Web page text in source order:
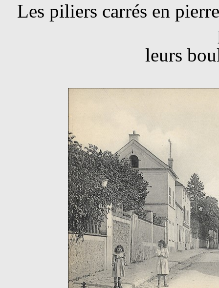
Les piliers carrés en
leurs